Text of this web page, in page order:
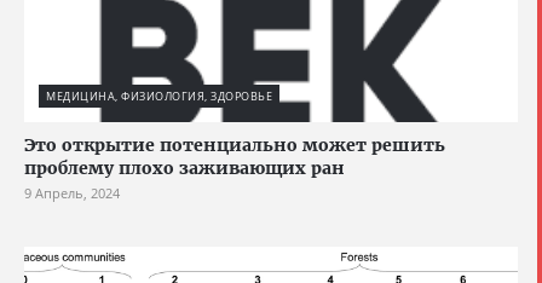
МЕДИЦИНА, ФИЗИОЛОГИЯ, ЗДОРОВЬЕ
Это открытие потенциально может решить
проблему плохо заживающих ран
9 Апрель, 2024